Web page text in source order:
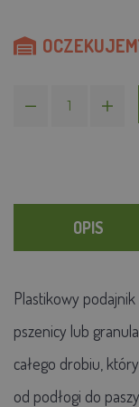
OPIS
Plastikowy
pszenicy lub
całego drobiu,
od podłogi do